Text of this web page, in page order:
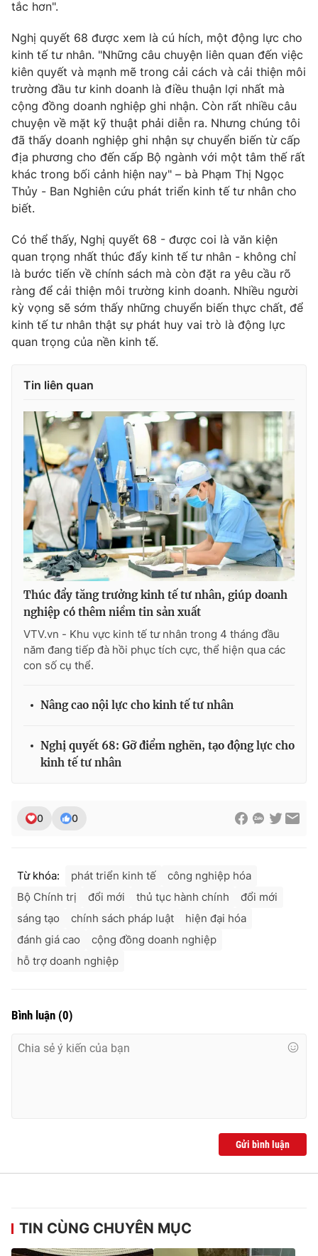
tắc hơn".
Nghị quyết 68 được xem là cú hích, một động lực cho
kinh tế tư nhân. "Những câu chuyện liên quan đến việc
kiên quyết và mạnh mẽ trong cải cách và cải thiện môi
trường đầu tư kinh doanh là điều thuận lợi nhất mà
cộng đồng doanh nghiệp ghi nhận. Còn rất nhiều câu
chuyện về mặt kỹ thuật phải diễn ra. Nhưng chúng tôi
đã thấy doanh nghiệp ghi nhận sự chuyển biến từ cấp
địa phương cho đến cấp Bộ ngành với một tâm thế rất
khác trong bối cảnh hiện nay" – bà Phạm Thị Ngọc
Thủy - Ban Nghiên cứu phát triển kinh tế tư nhân cho
biết.
Có thể thấy, Nghị quyết 68 - được coi là văn kiện
quan trọng nhất thúc đẩy kinh tế tư nhân - không chỉ
là bước tiến về chính sách mà còn đặt ra yêu cầu rõ
ràng để cải thiện môi trường kinh doanh. Nhiều người
kỳ vọng sẽ sớm thấy những chuyển biến thực chất, để
kinh tế tư nhân thật sự phát huy vai trò là động lực
quan trọng của nền kinh tế.
Tin liên quan
Thúc đẩy tăng trưởng kinh tế tư nhân, giúp doanh
nghiệp có thêm niềm tin sản xuất
VTV.vn - Khu vực kinh tế tư nhân trong 4 tháng đầu
năm đang tiếp đà hồi phục tích cực, thể hiện qua các
con số cụ thể.
Nâng cao nội lực cho kinh tế tư nhân
Nghị quyết 68: Gỡ điểm nghẽn, tạo động lực cho
kinh tế tư nhân
0 0
Từ khóa: phát triển kinh tế
công nghiệp hóa
Bộ Chính trị
đổi mới thủ tục hành chính
đổi mới
sáng tạo
chính sách pháp luật
hiện đại hóa
đánh giá cao
cộng đồng doanh nghiệp
hỗ trợ doanh nghiệp
Bình luận (0)
Gửi bình luận
TIN CÙNG CHUYÊN MỤC